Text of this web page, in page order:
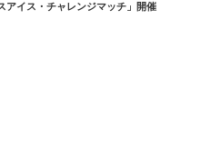
イス・チャレンジマッチ」開催